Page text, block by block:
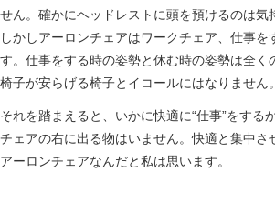
せん。確かにヘッドレストに頭を預けるのは気
しかしアーロンチェアはワークチェア、仕事を
す。仕事をする時の姿勢と休む時の姿勢は全く
椅子が安らげる椅子とイコールにはなりません。
それを踏まえると、いかに快適に“仕事”をする
チェアの右に出る物はいません。快適と集中さ
アーロンチェアなんだと私は思います。